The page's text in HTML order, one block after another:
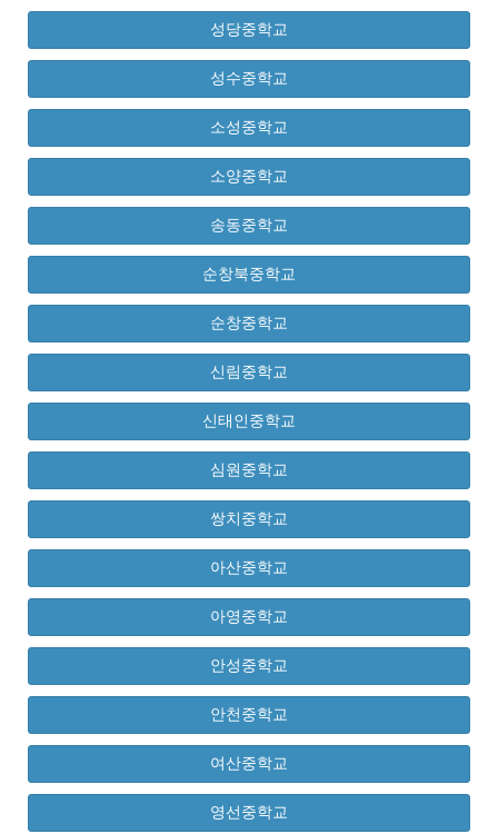
성당중학교
성수중학교
소성중학교
소양중학교
송동중학교
순창북중학교
순창중학교
신림중학교
신태인중학교
심원중학교
쌍치중학교
아산중학교
아영중학교
안성중학교
안천중학교
여산중학교
영선중학교